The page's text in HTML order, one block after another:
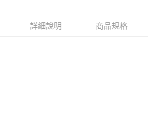
7-11取貨付款［需3-5個工作天不含預購商品］
詳細說明 商品規格